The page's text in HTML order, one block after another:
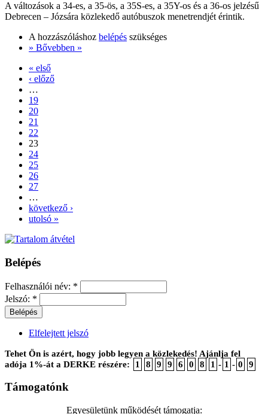
A változások a 34-es, a 35-ös, a 35S-es, a 35Y-os és a 36-os jelzésű
Debrecen – Józsára közlekedő autóbuszok menetrendjét érintik.
A hozzászóláshoz belépés szükséges
» Bővebben »
« első
‹ előző
…
19
20
21
22
23
24
25
26
27
…
következő ›
utolsó »
Belépés
Felhasználói név: *
Jelszó: *
Elfelejtett jelszó
Tehet Ön is azért, hogy jobb legyen a közlekedés! Ajánlja fel
adója 1%-át a DERKE részére:
1 8 9 9 6 0 8 1 - 1 - 0 9
Támogatónk
Egyesületünk működését támogatja: